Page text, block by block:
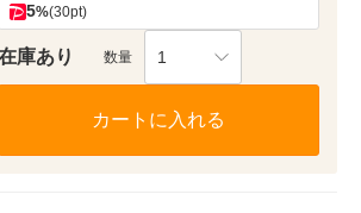
5%(30pt)
庫あり 数量 1
カートに入れる